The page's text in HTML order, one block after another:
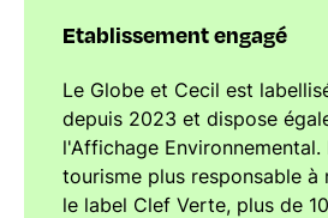
Etablissement engagé
Le Globe et Cecil est
depuis 2023 et dispose
l'Affichage
tourisme plus responsable à
le label Clef Verte, plus de